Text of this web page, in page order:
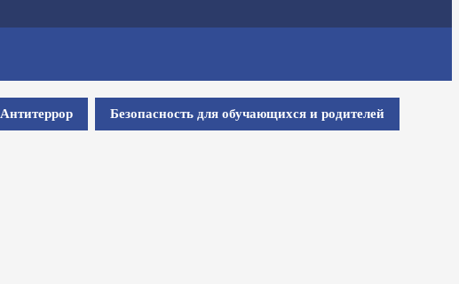
Антитеррор Безопасность для обучающихся и родителей